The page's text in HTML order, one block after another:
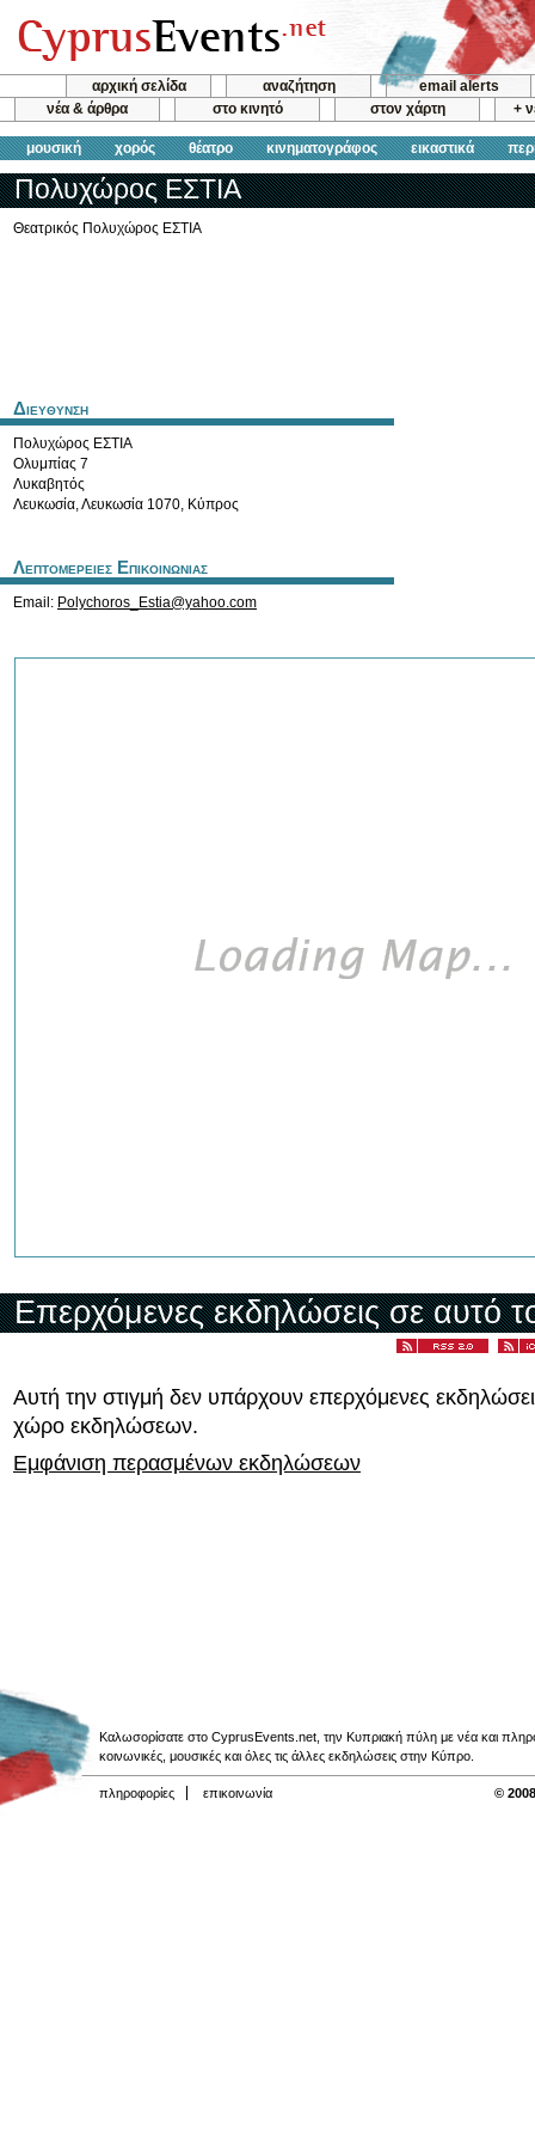
αρχική σελίδα αναζήτηση
email alerts
νέα & άρθρα
στο κινητό στον χάρτη +
μουσική χορός θέατρο κινηματογράφος εικαστικά
Πολυχώρος ΕΣΤΙΑ
Θεατρικός Πολυχώρος ΕΣΤΙΑ
Διευθυνση
Πολυχώρος ΕΣΤΙΑ
Ολυμπίας 7
Λυκαβητός
Λευκωσία,Λευκωσία 1070, Κύπρος
Λεπτομερειες Επικοινωνιας
Email: Polychoros_Estia@yahoo.com
Επερχόμενες εκδηλώσεις σε αυτό
Αυτή την στιγμή δεν υπάρχουν επερχόμενες
χώρο εκδηλώσεων.
Εμφάνιση περασμένων εκδηλώσεων
Καλωσορίσατε στο CyprusEvents.net, την Κυπριακή πύλη με νέα και
κοινωνικές, μουσικές και όλες τις άλλες εκδηλώσεις στην Κύπρο.
πληροφορίες επικοινωνία ©